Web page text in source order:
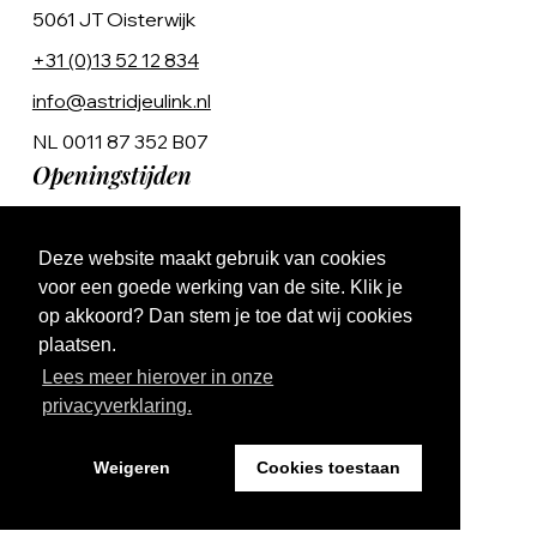
Deze website maakt gebruik van cookies
voor een goede werking van de site. Klik je
op akkoord? Dan stem je toe dat wij cookies
plaatsen.
Lees meer hierover in onze
privacyverklaring.
Weigeren Cookies toestaan
5061 JT Oisterwijk
+31 (0)13 52 12 834
info@astridjeulink.nl
NL 0011 87 352 B07
Openingstijden
Ma t/m Vr 9:00 - 17:00
Website by The Cre8ion.Lab